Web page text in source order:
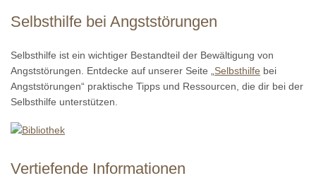
Selbsthilfe bei Angststörungen
Selbsthilfe ist ein wichtiger Bestandteil der Bewältigung von
Angststörungen. Entdecke auf unserer Seite „ Selbsthilfe bei
Angststörungen“ praktische Tipps und Ressourcen, die dir bei der
Selbsthilfe unterstützen.
Vertiefende Informationen